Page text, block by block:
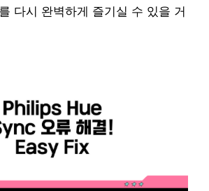
다시 완벽하게 즐기실 수 있을 거